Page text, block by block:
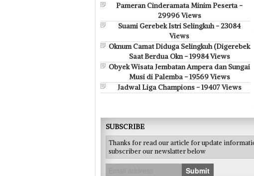
Pameran Cinderamata Minim Peserta -
29996 Views
Suami Gerebek Istri Selingkuh - 23084
Views
Oknum Camat Diduga Selingkuh (Digerebek
Saat Berdua Okn - 19984 Views
Obyek Wisata Jembatan Ampera dan Sungai
Musi di Palemba - 19569 Views
Jadwal Liga Champions - 19407 Views
SUBSCRIBE
Thanks for read our article for update
subscriber our newslatter below
Submit